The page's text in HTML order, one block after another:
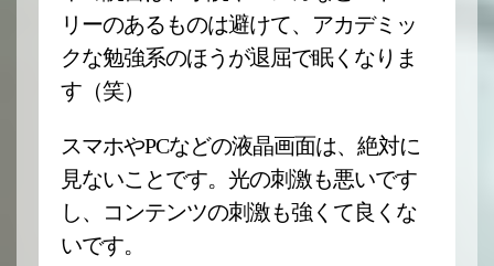
リーのあるものは避けて、アカデミッ
クな勉強系のほうが退屈で眠くなりま
す（笑）
スマホやPCなどの液晶画面は、絶対に
見ないことです。光の刺激も悪いです
し、コンテンツの刺激も強くて良くな
いです。